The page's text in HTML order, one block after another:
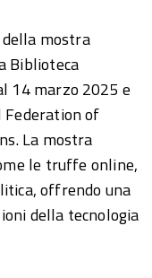
della mostra
Biblioteca
14 marzo 2025 e
Federation of
La mostra
le truffe online,
offrendo una
della tecnologia